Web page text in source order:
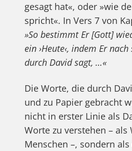
gesagt hat«, oder »wie
spricht«. In Vers 7 von
»So bestimmt Er [Gott]
ein ›Heute‹, indem Er
durch David sagt, …«
Die Worte, die durch
und zu Papier gebracht
nicht in erster Linie als
Worte zu verstehen – als
Menschen –, sondern